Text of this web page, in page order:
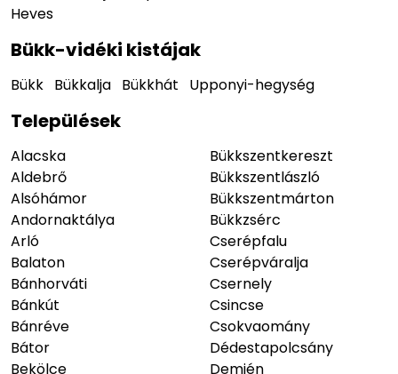
Heves
Bükk-vidéki kistájak
Bükk Bükkalja Bükkhát Upponyi-hegység
Települések
Alacska
Aldebrő
Alsóhámor
Andornaktálya
Arló
Balaton
Bánhorváti
Bánkút
Bánréve
Bátor
Bekölce
Bükkszentkereszt
Bükkszentlászló
Bükkszentmárton
Bükkzsérc
Cserépfalu
Cserépváralja
Csernely
Csincse
Csokvaomány
Dédestapolcsány
Demjén